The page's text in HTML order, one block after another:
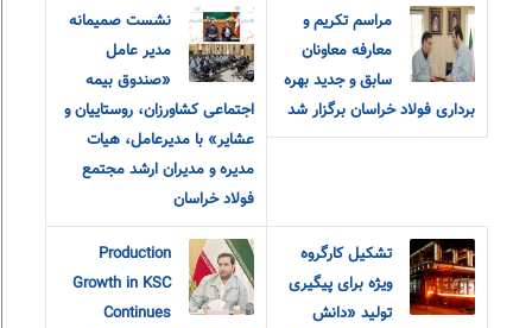
مراسم تکریم و
معارفه‌ معاونان
سابق و جدید بهره
برداری فولاد خراسان برگزار شد
نشست صمیمانه
مدیر عامل
«صندوق بیمه
اجتماعی کشاورزان، روستاییان و
عشایر» با مدیرعامل، هیات
مدیره و مدیران ارشد مجتمع
فولاد خراسان
تشکیل کارگروه
ویژه برای پیگیری
تولید «دانش
Production
Growth in KSC
Continues